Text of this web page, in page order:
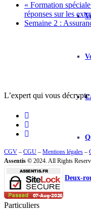
Deux-
« Formation
réponses sur les
Semaine 2 :
L’expert qui vous décrypte
CGV – CGU – Mentions légales –
Assentis © 2024. All Rights
Particuliers